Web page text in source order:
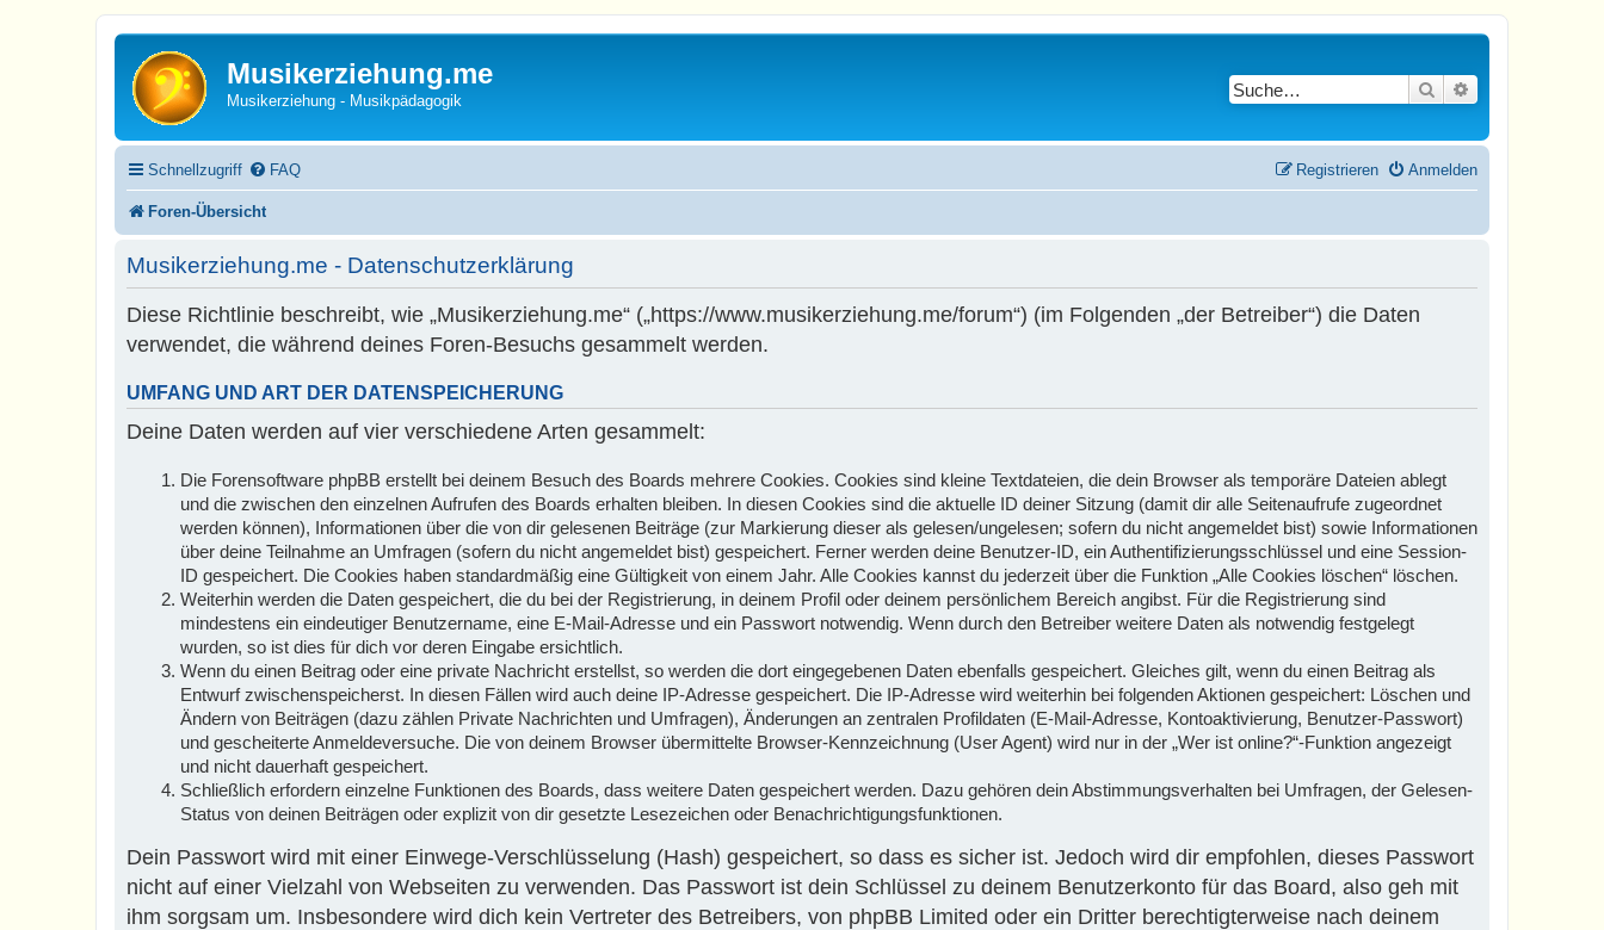
Musikerziehung.me
Musikerziehung - Musikpädagogik
Suche
Schnellzugriff FAQ Anmelden
Registrieren
Foren-Übersicht
Musikerziehung.me - Datenschutzerklärung
Diese Richtlinie beschreibt, wie „Musikerziehung.me“ („https://www.musikerziehung.me/forum“) (im Folgenden „der Betreiber“) die Daten
verwendet, die während deines Foren-Besuchs gesammelt werden.
UMFANG UND ART DER DATENSPEICHERUNG
Deine Daten werden auf vier verschiedene Arten gesammelt:
Die Forensoftware phpBB erstellt bei deinem Besuch des Boards mehrere Cookies. Cookies sind kleine Textdateien, die dein Browser als temporäre Dateien ablegt
und die zwischen den einzelnen Aufrufen des Boards erhalten bleiben. In diesen Cookies sind die aktuelle ID deiner Sitzung (damit dir alle Seitenaufrufe zugeordnet
werden können), Informationen über die von dir gelesenen Beiträge (zur Markierung dieser als gelesen/ungelesen; sofern du nicht angemeldet bist) sowie Informationen
über deine Teilnahme an Umfragen (sofern du nicht angemeldet bist) gespeichert. Ferner werden deine Benutzer-ID, ein Authentifizierungsschlüssel und eine Session-
ID gespeichert. Die Cookies haben standardmäßig eine Gültigkeit von einem Jahr. Alle Cookies kannst du jederzeit über die Funktion „Alle Cookies löschen“ löschen.
Weiterhin werden die Daten gespeichert, die du bei der Registrierung, in deinem Profil oder deinem persönlichem Bereich angibst. Für die Registrierung sind
mindestens ein eindeutiger Benutzername, eine E-Mail-Adresse und ein Passwort notwendig. Wenn durch den Betreiber weitere Daten als notwendig festgelegt
wurden, so ist dies für dich vor deren Eingabe ersichtlich.
Wenn du einen Beitrag oder eine private Nachricht erstellst, so werden die dort eingegebenen Daten ebenfalls gespeichert. Gleiches gilt, wenn du einen Beitrag als
Entwurf zwischenspeicherst. In diesen Fällen wird auch deine IP-Adresse gespeichert. Die IP-Adresse wird weiterhin bei folgenden Aktionen gespeichert: Löschen und
Ändern von Beiträgen (dazu zählen Private Nachrichten und Umfragen), Änderungen an zentralen Profildaten (E-Mail-Adresse, Kontoaktivierung, Benutzer-Passwort)
und gescheiterte Anmeldeversuche. Die von deinem Browser übermittelte Browser-Kennzeichnung (User Agent) wird nur in der „Wer ist online?“-Funktion angezeigt
und nicht dauerhaft gespeichert.
Schließlich erfordern einzelne Funktionen des Boards, dass weitere Daten gespeichert werden. Dazu gehören dein Abstimmungsverhalten bei Umfragen, der Gelesen-
Status von deinen Beiträgen oder explizit von dir gesetzte Lesezeichen oder Benachrichtigungsfunktionen.
Dein Passwort wird mit einer Einwege-Verschlüsselung (Hash) gespeichert, so dass es sicher ist. Jedoch wird dir empfohlen, dieses Passwort
nicht auf einer Vielzahl von Webseiten zu verwenden. Das Passwort ist dein Schlüssel zu deinem Benutzerkonto für das Board, also geh mit
ihm sorgsam um. Insbesondere wird dich kein Vertreter des Betreibers, von phpBB Limited oder ein Dritter berechtigterweise nach deinem